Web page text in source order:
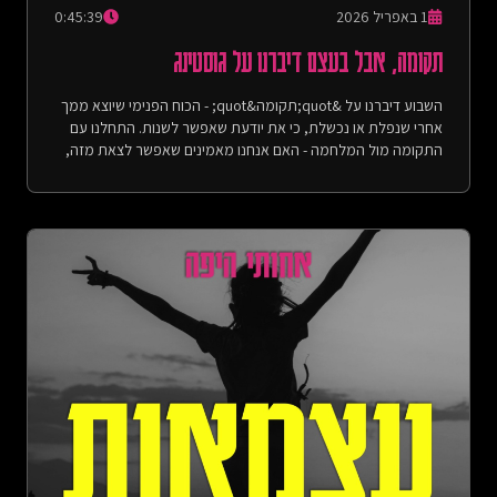
1 באפריל 2026 0:45:39
תקומה, אבל בעצם דיברנו על גוסטינג
השבוע דיברנו על &quot;תקומה&quot; - הכוח הפנימי שיוצא ממך
אחרי שנפלת או נכשלת, כי את יודעת שאפשר לשנות. התחלנו עם
התקומה מול המלחמה - האם אנחנו מאמינים שאפשר לצאת מזה,
על מנואל מליסבון, סיפור בו אתה עולה על מטוס בשביל לפגוש בחור
לבד את שאר הטיול, ושם ברגע הזה, אתה בוחר לקום. עוד עלו
בפרק: השטן לובשת פראדה, דיכאון קליני וכפתור בצבע שחור.
הפניות:- הסרטון של ניר דבורי:
הפרק שעשינו על תקווה - תקווה, אבל בעצם דיברנו על משפחות,
https://achotihayafa.com/episodes/0113-hope-families-
wars-and-mothers/
https://open.spotify.com/episode/4sprk7PmdgvWNBGSbD9nG6
https://achotihayafa.com/episodes/0311-despair-fear-of-